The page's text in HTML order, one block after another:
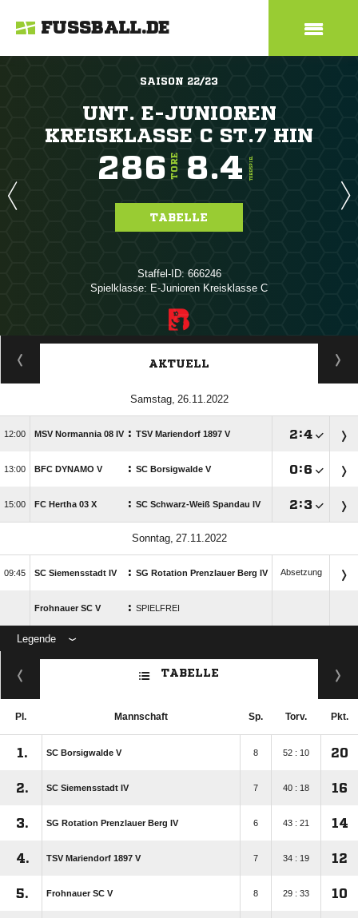
FUSSBALL.DE
SAISON 22/23
UNT. E-JUNIOREN
KREISKLASSE C ST.7 HIN
286 TORE 8.4 TORE/SPIEL
TABELLE
Staffel-ID: 666246
Spielklasse: E-Junioren Kreisklasse C
ANZEIGE
AKTUELL
 
 MSV Normannia 08 IV : TSV Mariendorf 1897 V :
 BFC DYNAMO V : SC Borsigwalde V :
 FC Hertha 03 X : SC Schwarz-Weiß Spandau IV :
 
 SC Siemensstadt IV : SG Rotation Prenzlauer Berg IV Absetzung
Frohnauer SC V : SPIELFREI
Legende
ANZEIGE
TABELLE
Pl. Mannschaft Sp. Torv. Pkt.
1. SC Borsigwalde V 8 52 : 10 20
2. SC Siemensstadt IV 7 40 : 18 16
3. SG Rotation Prenzlauer Berg IV 6 43 : 21 14
4. TSV Mariendorf 1897 V 7 34 : 19 12
5. Frohnauer SC V 8 29 : 33 10